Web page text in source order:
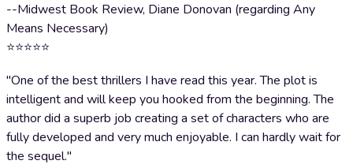
--Midwest Book Review, Diane Donovan (regarding Any
Means Necessary)
⭐⭐⭐⭐⭐
"One of the best thrillers I have read this year. The plot is
intelligent and will keep you hooked from the beginning. The
author did a superb job creating a set of characters who are
fully developed and very much enjoyable. I can hardly wait for
the sequel."